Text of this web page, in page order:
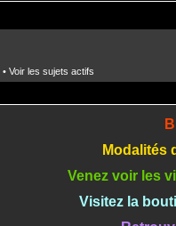
• Voir les sujets actifs
Modalités
Venez voir les
Visitez la